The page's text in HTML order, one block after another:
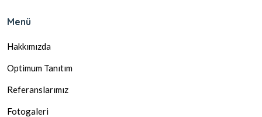
Menü
Hakkımızda
Optimum Tanıtım
Referanslarımız
Fotogaleri